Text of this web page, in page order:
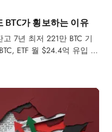
BTC가 횡보하는 이유
7년 최저 221만 BTC 기
ETF 월 $24.4억 유입 속
합니다.